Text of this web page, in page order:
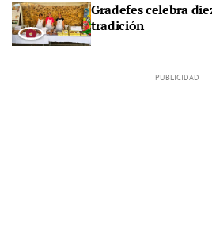
Gradefes celebra
tradición